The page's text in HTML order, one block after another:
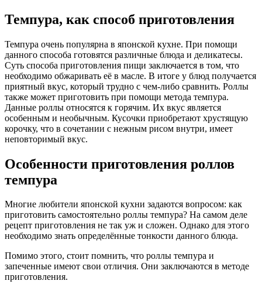
Темпура, как способ приготовления
Темпура очень популярна в японской кухне. При помощи
данного способа готовятся различные блюда и деликатесы.
Суть способа приготовления пищи заключается в том, что
необходимо обжаривать её в масле. В итоге у блюд получается
приятный вкус, который трудно с чем-либо сравнить. Роллы
также может приготовить при помощи метода темпура.
Данные роллы относятся к горячим. Их вкус является
особенным и необычным. Кусочки приобретают хрустящую
корочку, что в сочетании с нежным рисом внутри, имеет
неповторимый вкус.
Особенности приготовления роллов
темпура
Многие любители японской кухни задаются вопросом: как
приготовить самостоятельно роллы темпура? На самом деле
рецепт приготовления не так уж и сложен. Однако для этого
необходимо знать определённые тонкости данного блюда.
Помимо этого, стоит помнить, что роллы темпура и
запеченные имеют свои отличия. Они заключаются в методе
приготовления.